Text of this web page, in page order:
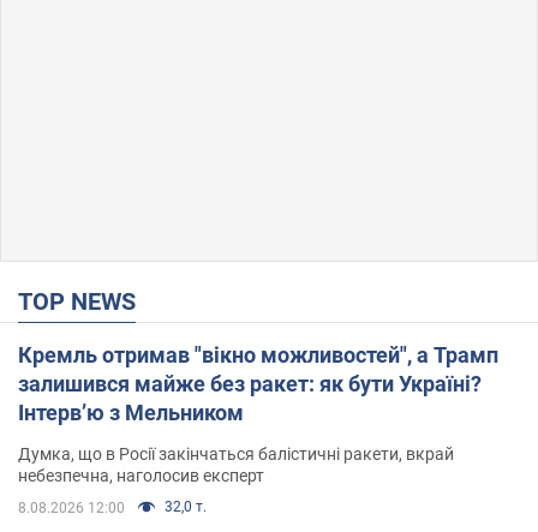
TOP NEWS
Кремль отримав "вікно можливостей", а Трамп
залишився майже без ракет: як бути Україні?
Інтерв’ю з Мельником
Думка, що в Росії закінчаться балістичні ракети, вкрай
небезпечна, наголосив експерт
8.08.2026 12:00 32,0 т.